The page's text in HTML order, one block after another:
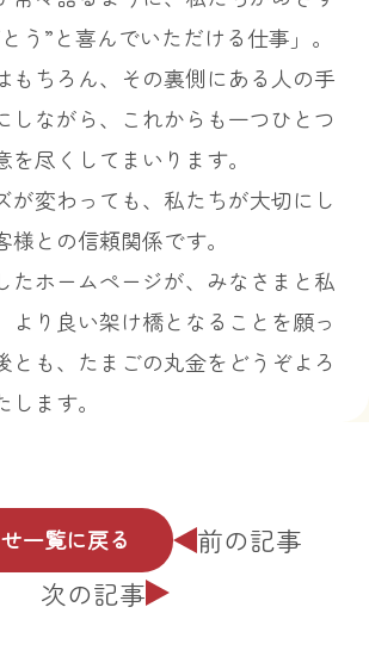
う”と喜んでいただける仕事」。
もちろん、その裏側にある人の手
しながら、これからも一つひとつ
を尽くしてまいります。
変わっても、私たちが大切にし
様との信頼関係です。
たホームページが、みなさまと私
より良い架け橋となることを願っ
とも、たまごの丸金をどうぞよろ
ます。
前の記事
一覧に戻る
次の記事